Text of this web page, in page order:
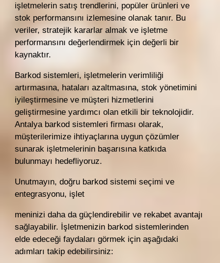
işletmelerin satış trendlerini, popüler ürünleri ve
stok performansını izlemesine olanak tanır. Bu
veriler, stratejik kararlar almak ve işletme
performansını değerlendirmek için değerli bir
kaynaktır.
Barkod sistemleri, işletmelerin verimliliği
artırmasına, hataları azaltmasına, stok yönetimini
iyileştirmesine ve müşteri hizmetlerini
geliştirmesine yardımcı olan etkili bir teknolojidir.
Antalya barkod sistemleri firması olarak,
müşterilerimize ihtiyaçlarına uygun çözümler
sunarak işletmelerinin başarısına katkıda
bulunmayı hedefliyoruz.
Unutmayın, doğru barkod sistemi seçimi ve
entegrasyonu, işlet
meninizi daha da güçlendirebilir ve rekabet avantajı
sağlayabilir. İşletmenizin barkod sistemlerinden
elde edeceği faydaları görmek için aşağıdaki
adımları takip edebilirsiniz: